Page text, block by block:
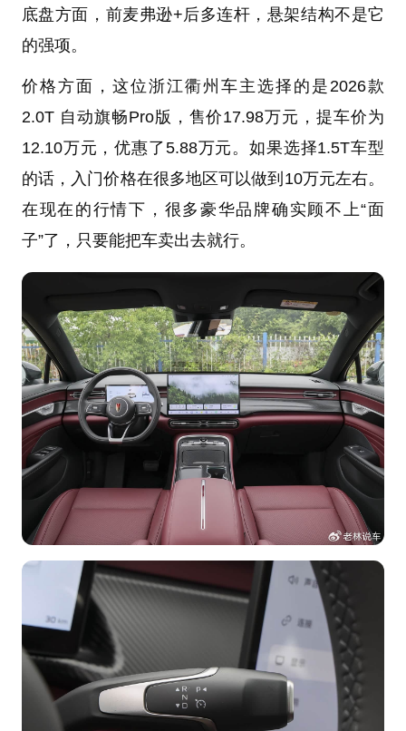
底盘方面，前麦弗逊+后多连杆，悬架结构不是它
的强项。
价格方面，这位浙江衢州车主选择的是2026款
2.0T 自动旗畅Pro版，售价17.98万元，提车价为
12.10万元，优惠了5.88万元。如果选择1.5T车型
的话，入门价格在很多地区可以做到10万元左右。
在现在的行情下，很多豪华品牌确实顾不上“面
子”了，只要能把车卖出去就行。